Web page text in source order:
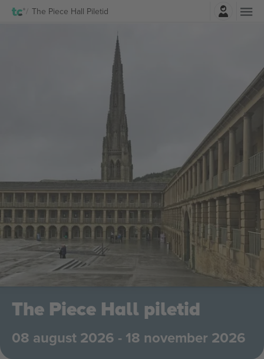
The Piece Hall Piletid
The Piece Hall piletid
08 august 2026 - 18 november 2026